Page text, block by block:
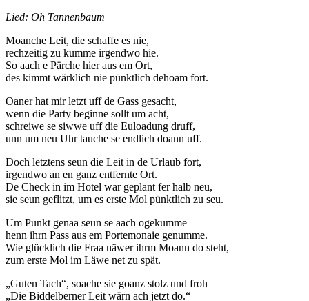
Lied: Oh Tannenbaum
Moanche Leit, die schaffe es nie,
rechzeitig zu kumme irgendwo hie.
So aach e Pärche hier aus em Ort,
des kimmt wärklich nie pünktlich dehoam fort.
Oaner hat mir letzt uff de Gass gesacht,
wenn die Party beginne sollt um acht,
schreiwe se siwwe uff die Euloadung druff,
unn um neu Uhr tauche se endlich doann uff.
Doch letztens seun die Leit in de Urlaub fort,
irgendwo an en ganz entfernte Ort.
De Check in im Hotel war geplant fer halb neu,
sie seun geflitzt, um es erste Mol pünktlich zu seu.
Um Punkt genaa seun se aach ogekumme
henn ihrn Pass aus em Portemonaie genumme.
Wie glücklich die Fraa näwer ihrm Moann do steht,
zum erste Mol im Läwe net zu spät.
„Guten Tach“, soache sie goanz stolz und froh
„Die Biddelberner Leit wärn ach jetzt do.“